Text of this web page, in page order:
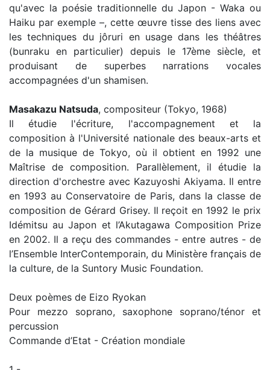
qu'avec la poésie traditionnelle du Japon - Waka ou
Haiku par exemple –, cette œuvre tisse des liens avec
les techniques du jôruri en usage dans les théâtres
(bunraku en particulier) depuis le 17ème siècle, et
produisant de superbes narrations vocales
accompagnées d'un shamisen.
Masakazu Natsuda, compositeur (Tokyo, 1968)
Il étudie l'écriture, l'accompagnement et la
composition à l'Université nationale des beaux-arts et
de la musique de Tokyo, où il obtient en 1992 une
Maîtrise de composition. Parallèlement, il étudie la
direction d'orchestre avec Kazuyoshi Akiyama. Il entre
en 1993 au Conservatoire de Paris, dans la classe de
composition de Gérard Grisey. Il reçoit en 1992 le prix
Idémitsu au Japon et l’Akutagawa Composition Prize
en 2002. Il a reçu des commandes - entre autres - de
l’Ensemble InterContemporain, du Ministère français de
la culture, de la Suntory Music Foundation.
Deux poèmes de Eizo Ryokan
Pour mezzo soprano, saxophone soprano/ténor et
percussion
Commande d’Etat - Création mondiale